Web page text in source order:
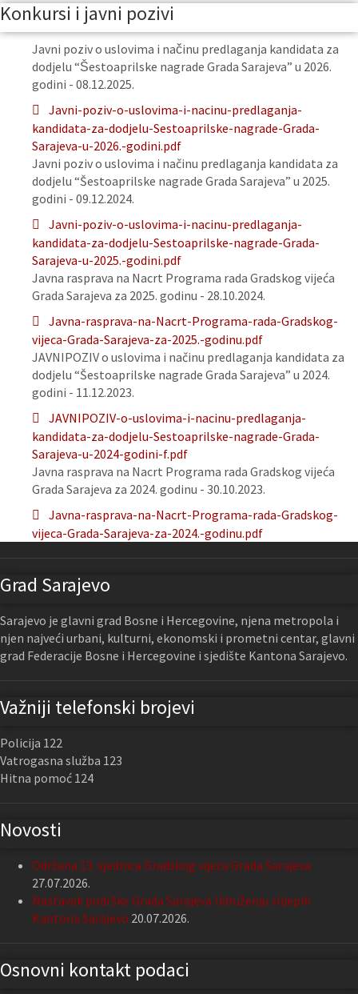
Konkursi i javni pozivi
Javni poziv o uslovima i načinu predlaganja kandidata za
dodjelu “Šestoaprilske nagrade Grada Sarajeva” u 2026.
godini - 08.12.2025.
Javni-poziv-o-uslovima-i-nacinu-predlaganja-
kandidata-za-dodjelu-Sestoaprilske-nagrade-Grada-
Sarajeva-u-2026.-godini.pdf
Javni poziv o uslovima i načinu predlaganja kandidata za
dodjelu “Šestoaprilske nagrade Grada Sarajeva” u 2025.
godini - 09.12.2024.
Javni-poziv-o-uslovima-i-nacinu-predlaganja-
kandidata-za-dodjelu-Sestoaprilske-nagrade-Grada-
Sarajeva-u-2025.-godini.pdf
Javna rasprava na Nacrt Programa rada Gradskog vijeća
Grada Sarajeva za 2025. godinu - 28.10.2024.
Javna-rasprava-na-Nacrt-Programa-rada-Gradskog-
vijeca-Grada-Sarajeva-za-2025.-godinu.pdf
JAVNIPOZIV o uslovima i načinu predlaganja kandidata za
dodjelu “Šestoaprilske nagrade Grada Sarajeva” u 2024.
godini - 11.12.2023.
JAVNIPOZIV-o-uslovima-i-nacinu-predlaganja-
kandidata-za-dodjelu-Sestoaprilske-nagrade-Grada-
Sarajeva-u-2024-godini-f.pdf
Javna rasprava na Nacrt Programa rada Gradskog vijeća
Grada Sarajeva za 2024. godinu - 30.10.2023.
Javna-rasprava-na-Nacrt-Programa-rada-Gradskog-
vijeca-Grada-Sarajeva-za-2024.-godinu.pdf
Grad Sarajevo
Sarajevo je glavni grad Bosne i Hercegovine, njena metropola i
njen najveći urbani, kulturni, ekonomski i prometni centar, glavni
grad Federacije Bosne i Hercegovine i sjedište Kantona Sarajevo.
Važniji telefonski brojevi
Policija 122
Vatrogasna služba 123
Hitna pomoć 124
Novosti
Održana 13. sjednica Gradskog vijeća Grada Sarajeva
27.07.2026.
Nastavak podrške Grada Sarajeva Udruženju slijepih
Kantona Sarajevo 20.07.2026.
Osnovni kontakt podaci